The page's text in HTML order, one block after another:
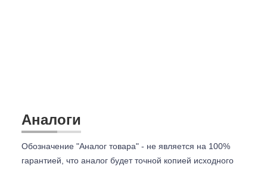
Аналоги
Обозначение "Аналог товара" - не является на 100%
гарантией, что аналог будет точной копией исходного